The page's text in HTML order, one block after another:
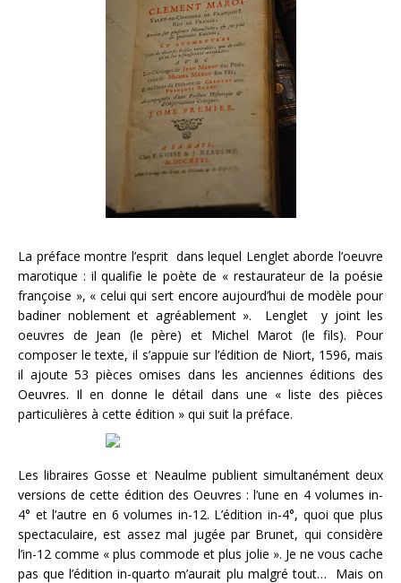
La préface montre l’esprit dans lequel Lenglet aborde l’oeuvre
marotique : il qualifie le poète de « restaurateur de la poésie
françoise », « celui qui sert encore aujourd’hui de modèle pour
badiner noblement et agréablement ». Lenglet y joint les
oeuvres de Jean (le père) et Michel Marot (le fils). Pour
composer le texte, il s’appuie sur l’édition de Niort, 1596, mais
il ajoute 53 pièces omises dans les anciennes éditions des
Oeuvres. Il en donne le détail dans une « liste des pièces
particulières à cette édition » qui suit la préface.
Les libraires Gosse et Neaulme publient simultanément deux
versions de cette édition des Oeuvres : l’une en 4 volumes in-
4° et l’autre en 6 volumes in-12. L’édition in-4°, quoi que plus
spectaculaire, est assez mal jugée par Brunet, qui considère
l’in-12 comme « plus commode et plus jolie ». Je ne vous cache
pas que l’édition in-quarto m’aurait plu malgré tout… Mais on